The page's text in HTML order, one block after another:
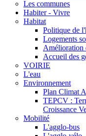
Les communes
Habiter - Vivre
Habitat
Politique de
Logements
Amélioration
Accueil des
VOIRIE
L'eau
Environnement
Plan Climat
TEPCV :
Croissance
Mobilité
L'agglo-bus